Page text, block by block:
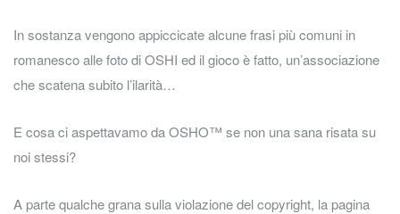
In sostanza vengono appiccicate alcune frasi più comuni in
romanesco alle foto di OSHI ed il gioco è fatto, un’associazione
che scatena subito l’ilarità…
E cosa ci aspettavamo da OSHO™ se non una sana risata su
noi stessi?
A parte qualche grana sulla violazione del copyright, la pagina